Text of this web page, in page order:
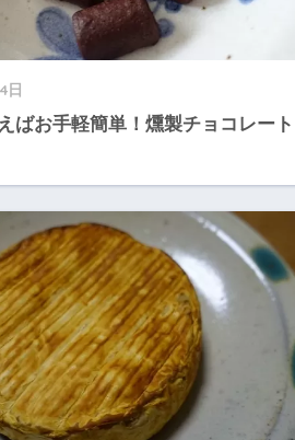
日
ばお手軽簡単！燻製チョコレート